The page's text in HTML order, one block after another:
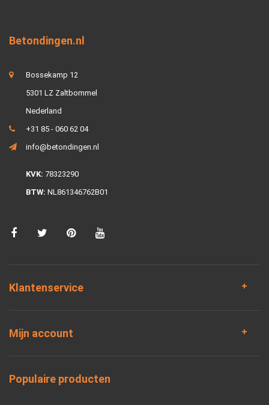
Betondingen.nl
Bossekamp 12
5301 LZ Zaltbommel
Nederland
+31 85 - 060 62 04
info@betondingen.nl
KVK: 78323290
BTW: NL861346762B01
Klantenservice
Mijn account
Populaire producten